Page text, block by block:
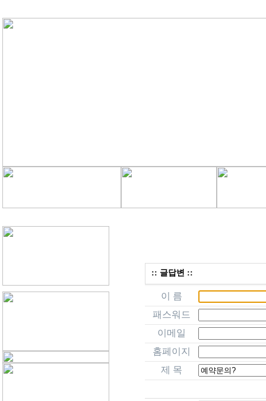
:: 글답변 ::
이 름
패스워드
이메일
홈페이지
제 목